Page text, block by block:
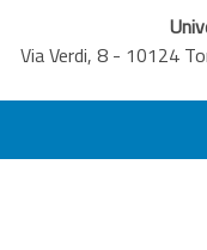
Via Verdi, 8 - 10124